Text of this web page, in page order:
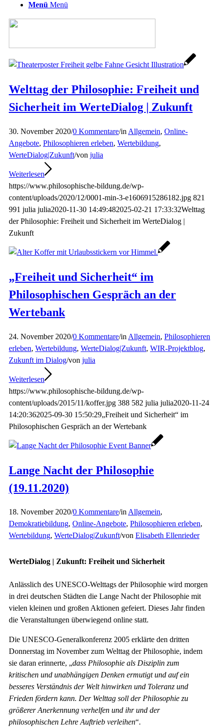
Menü Menü
Welttag der Philosophie: Freiheit und
Sicherheit im WerteDialog | Zukunft
30. November 2020/0 Kommentare/in Allgemein, Online-
Angebote, Philosophieren erleben, Wertebildung,
WerteDialog|Zukunft/von julia
Weiterlesen
https://www.philosophische-bildung.de/wp-
content/uploads/2020/12/0001-min-3-e1606915286182.jpg 821
991 julia julia2020-11-30 14:49:482025-02-21 17:33:32Welttag
der Philosophie: Freiheit und Sicherheit im WerteDialog |
Zukunft
„Freiheit und Sicherheit“ im
Philosophischen Gespräch an der
Wertebank
24. November 2020/0 Kommentare/in Allgemein, Philosophieren
erleben, Wertebildung, WerteDialog|Zukunft, WIR-Projektblog,
Zukunft im Dialog/von julia
Weiterlesen
https://www.philosophische-bildung.de/wp-
content/uploads/2015/11/koffer.jpg 388 582 julia julia2020-11-24
14:20:362025-09-30 15:50:29„Freiheit und Sicherheit“ im
Philosophischen Gespräch an der Wertebank
Lange Nacht der Philosophie
(19.11.2020)
18. November 2020/0 Kommentare/inAllgemein,
Demokratiebildung, Online-Angebote, Philosophieren erleben,
Wertebildung, WerteDialog|Zukunft/von Elisabeth Ellenrieder
WerteDialog | Zukunft: Freiheit und Sicherheit
Anlässlich des UNESCO-Welttags der Philosophie wird morgen
in drei deutschen Städten die Lange Nacht der Philosophie mit
vielen kleinen und großen Aktionen gefeiert. Dieses Jahr finden
die Veranstaltungen überwiegend online statt.
Die UNESCO-Generalkonferenz 2005 erklärte den dritten
Donnerstag im November zum Welttag der Philosophie, indem
sie daran erinnerte, „dass Philosophie als Disziplin zum
kritischen und unabhängigen Denken ermutigt und auf ein
besseres Verständnis der Welt hinwirken und Toleranz und
Frieden fördern kann. Der Welttag soll der Philosophie zu
größerer Anerkennung verhelfen und ihr und der
philosophischen Lehre Auftrieb verleihen“.